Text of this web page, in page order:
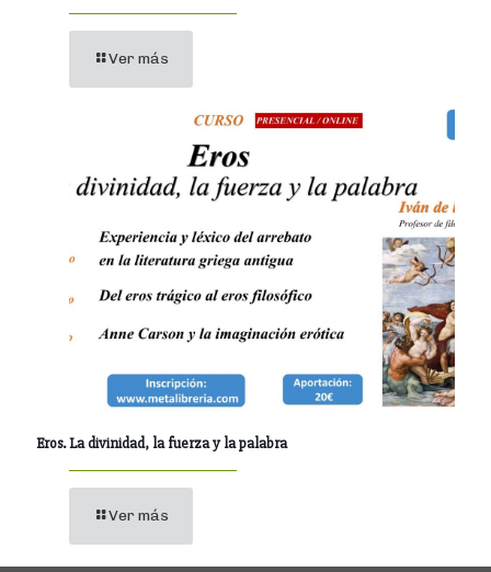
Ver más
Eros. La divinidad, la fuerza y la palabra
Ver más